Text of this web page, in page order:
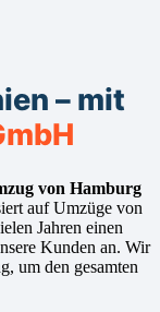
– mit
von Hamburg
auf Umzüge von
Jahren einen
Kunden an. Wir
um den gesamten